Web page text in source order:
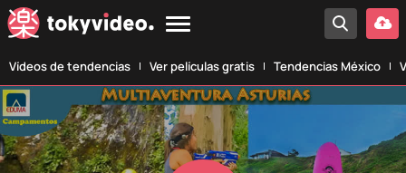
Vídeos de tendencias Ver películas gratis Tendencias México